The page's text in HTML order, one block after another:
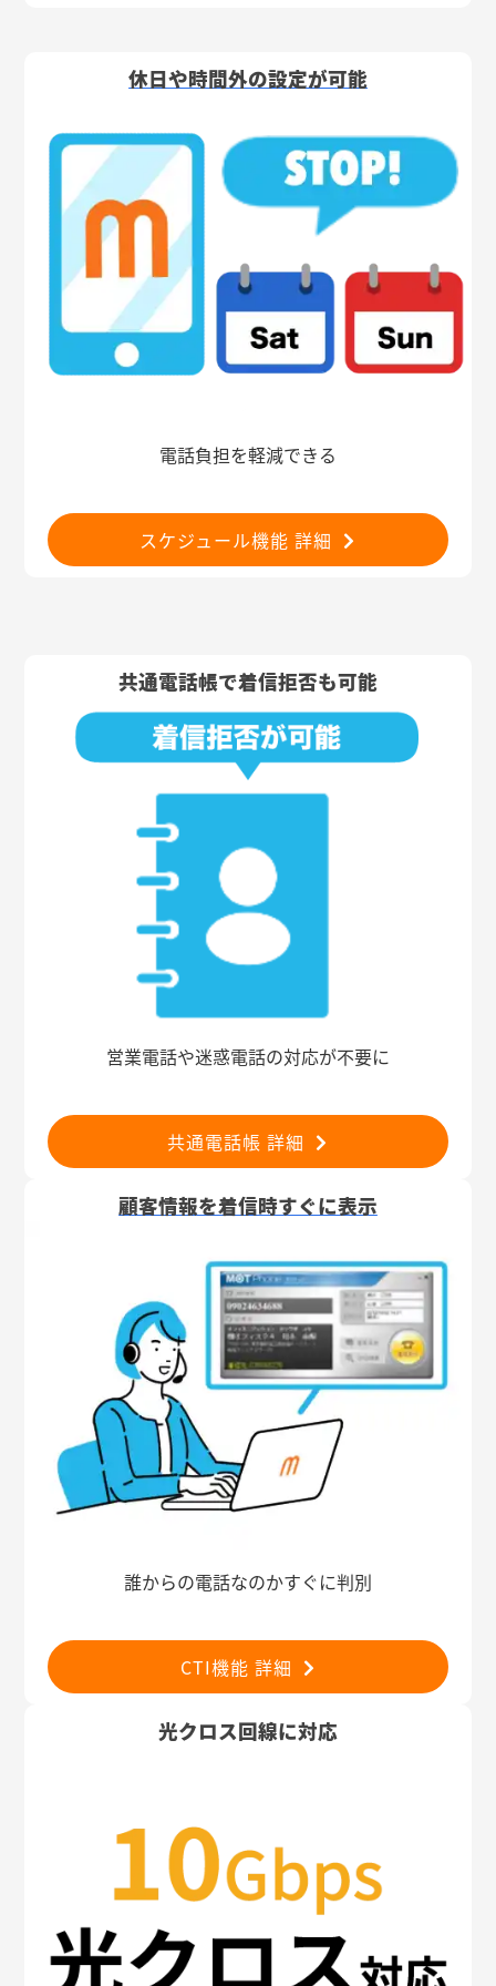
休日や時間外の設定が可能
電話負担を軽減できる
スケジュール機能 詳細
共通電話帳で着信拒否も可能
営業電話や迷惑電話の対応が不要に
共通電話帳 詳細
顧客情報を着信時すぐに表示
誰からの電話なのかすぐに判別
CTI機能 詳細
光クロス回線に対応